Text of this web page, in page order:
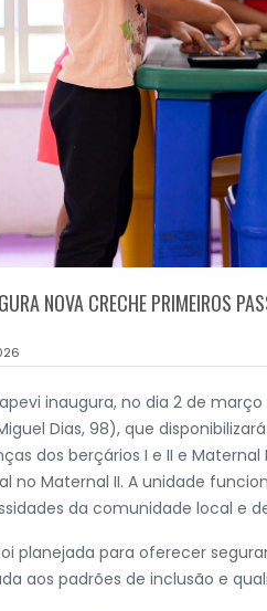
NOVA CRECHE PRIMEIROS
inaugura, no dia 2 de
Dias, 98), que
dos berçários I e II e
no Maternal II. A unidade
da comunidade local e
planejada para oferecer
aos padrões de inclusão e